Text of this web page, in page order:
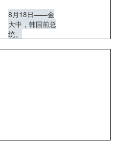
8月18日——金
大中，韩国前总
统。